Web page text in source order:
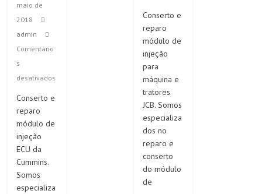
maio de
2018
admin
Comentário
s
desativados
Conserto e
reparo
módulo de
injeção
ECU da
Cummins.
Somos
especializa
Conserto e
reparo
módulo de
injeção
para
máquina e
tratores
JCB. Somos
especializa
dos no
reparo e
conserto
do módulo
de